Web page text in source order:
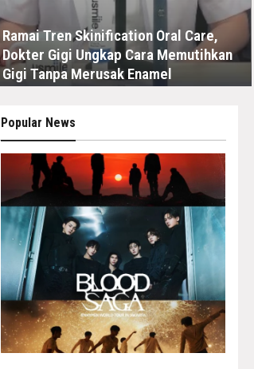
Ramai Tren Skinification Oral Care,
Dokter Gigi Ungkap Cara Memutihkan
Gigi Tanpa Merusak Enamel
Popular News